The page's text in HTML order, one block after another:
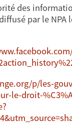
des
par le NPA
p/les-
le-droit-